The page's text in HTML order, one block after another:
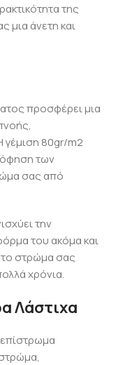
της
μια άνετη και
προσφέρει μια
γέμιση 80gr/m2
των
σας από
την
του ακόμα και
στρώμα σας
χρόνια.
Λάστιχα